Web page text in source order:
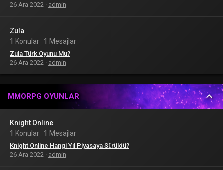
26 Ara 2022
admin
Zula
1 Konular 1 Mesajlar
Zula Türk Oyunu Mu?
26 Ara 2022
admin
MMORPG OYUNLAR
Knight Online
1 Konular 1 Mesajlar
Knight Online Hangi Yıl Piyasaya Sürüldü?
26 Ara 2022
admin